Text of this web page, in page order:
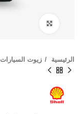
الرئيسية زيوت السيارات